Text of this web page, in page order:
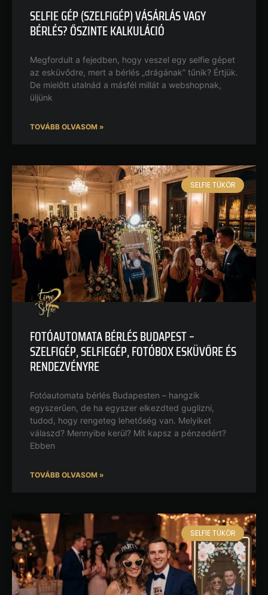
SELFIE GÉP (SZELFIGÉP) VÁSÁRLÁS VAGY
BÉRLÉS? ŐSZINTE KALKULÁCIÓ
Megfordult a fejedben, hogy veszel egy selfie gépet
az esküvődre, mert a bérlés „drágának” tűnik? Értjük.
De mielőtt utalnád a másfél millát a webshopnak,
üljünk
TOVÁBB OLVASOM »
SELFIE TÜKÖR
FOTÓAUTOMATA BÉRLÉS BUDAPEST –
SZELFIGÉP, SELFIEGÉP, FOTÓBOX ESKÜVŐRE ÉS
RENDEZVÉNYRE
Fotóautomata bérlés Budapesten – hangzik
egyszerűen, de ha egyszer elkezdted guglizni,
tudod, hogy rengeteg lehetőség van. Melyiket
válaszd? Mennyibe kerül? Mit kapsz a pénzedért?
Ebben
TOVÁBB OLVASOM »
SELFIE TÜKÖR